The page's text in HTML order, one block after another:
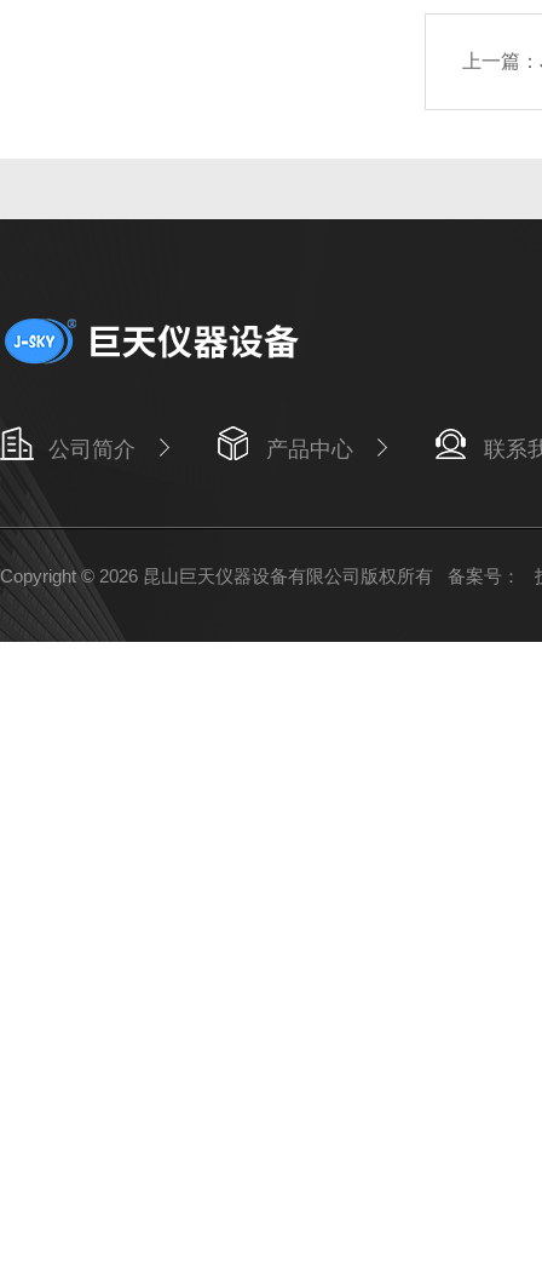
上一篇：
公司简介 产品中心 联系
Copyright © 2026 昆山巨天仪器设备有限公司版权所有 备案号：